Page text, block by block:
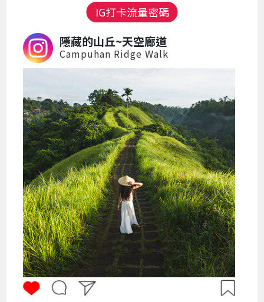
IG打卡流量密碼
隱藏的山丘~天空廊道
Campuhan Ridge Walk